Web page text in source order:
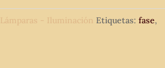
Lámparas - Iluminación Etiquetas:fase,